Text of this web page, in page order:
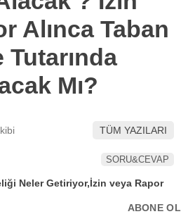
WhatsApp İhbar
Alınca Taban
Tutarında
Mı?
TÜM YAZILARI
SORU&CEVAP
ABONE OL